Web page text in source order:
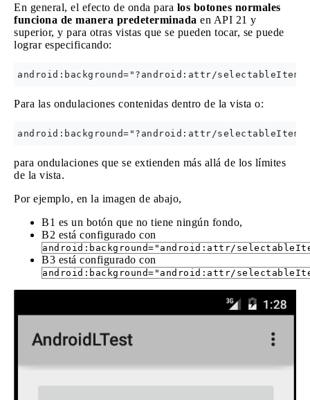
En general, el efecto de onda para los botones normales
funciona de manera predeterminada en API 21 y
superior, y para otras vistas que se pueden tocar, se puede
lograr especificando:
Para las ondulaciones contenidas dentro de la vista o:
para ondulaciones que se extienden más allá de los límites
de la vista.
Por ejemplo, en la imagen de abajo,
B1 es un botón que no tiene ningún fondo,
B2 está configurado con
android:background="android:attr/
B3 está configurado con
android:background="android:attr/